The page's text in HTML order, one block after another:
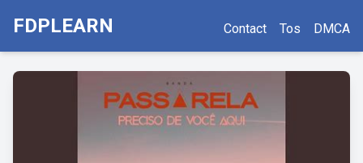
FDPLEARN Contact Tos DMCA